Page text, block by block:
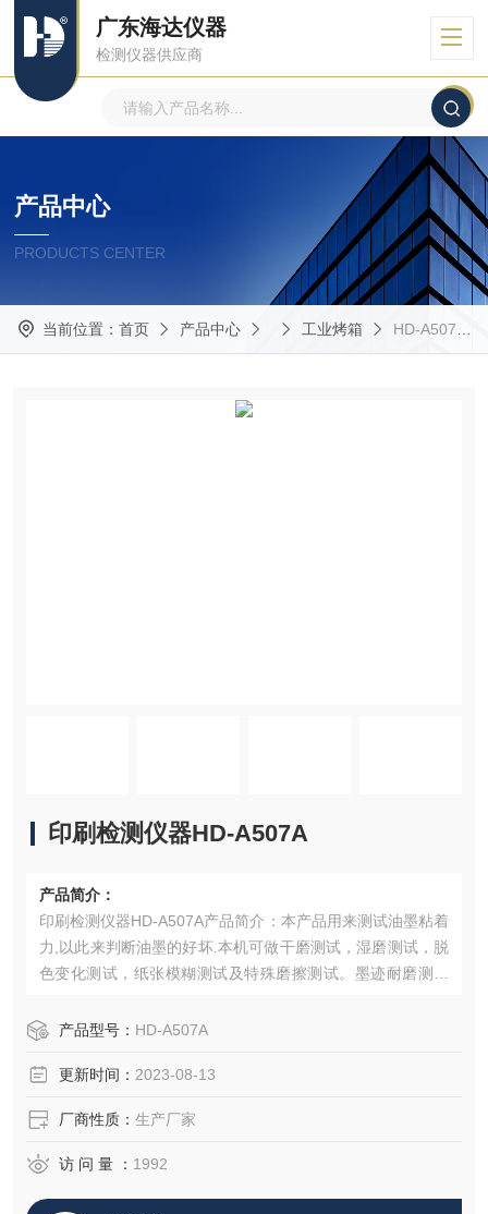
广东海达仪器
检测仪器供应商
产品中心
PRODUCTS CENTER
当前位置： 首页 产品中心 工业烤箱 HD-A507A印刷检测仪器HD-A507A
印刷检测仪器HD-A507A
产品简介：
印刷检测仪器HD-A507A产品简介：本产品用来测试油墨粘着
力,以此来判断油墨的好坏.本机可做干磨测试，湿磨测试，脱
色变化测试，纸张模糊测试及特殊磨擦测试。墨迹耐磨测试
试方法。
产品型号： HD-A507A
更新时间： 2023-08-13
厂商性质： 生产厂家
访 问 量 ： 1992